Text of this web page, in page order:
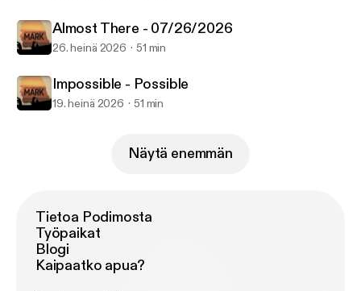
Almost There - 07/26/2026
26. heinä 2026 51 min
Impossible - Possible
19. heinä 2026 51 min
Näytä enemmän
Tietoa Podimosta
Työpaikat
Blogi
Kaipaatko apua?